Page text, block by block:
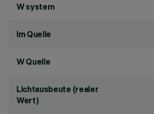
W system
lm Quelle
W Quelle
Lichtausbeute (realer
Wert)